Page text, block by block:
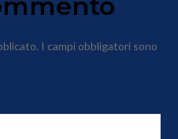
I campi obbligatori sono